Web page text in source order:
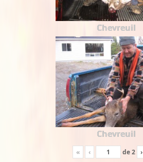
Chevreuil
Chevreuil
« ‹ de2 ›